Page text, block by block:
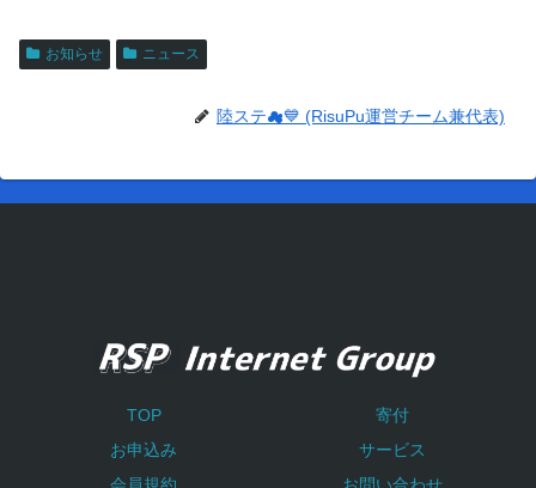
お知らせ ニュース
陸ステ☁💙 (RisuPu運営チーム兼代表)
TOP
寄付
お申込み
サービス